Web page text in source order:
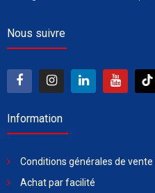
Nous suivre
Information
Conditions générales de vente
Achat par facilité